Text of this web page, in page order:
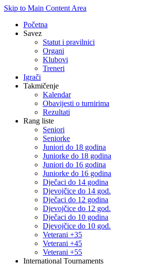
Skip to Main Content Area
Početna
Savez
Statut i pravilnici
Organi
Klubovi
Treneri
Igrači
Takmičenje
Kalendar
Obavijesti o turnirima
Rezultati
Rang liste
Seniori
Seniorke
Juniori do 18 godina
Juniorke do 18 godina
Juniori do 16 godina
Juniorke do 16 godina
Dječaci do 14 godina
Djevojčice do 14 god.
Dječaci do 12 godina
Djevojčice do 12 god.
Dječaci do 10 godina
Djevojčice do 10 god.
Veterani +35
Veterani +45
Veterani +55
International Tournaments